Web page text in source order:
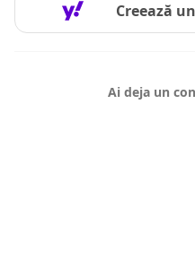
Creează
Ai deja un